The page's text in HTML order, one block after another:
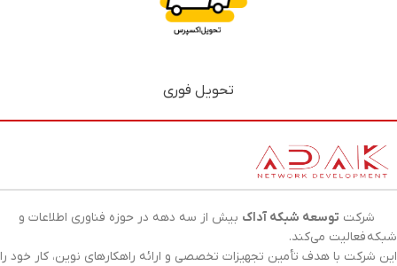
تحویل فوری
شرکت توسعه شبکه آداک بیش از سه دهه در حوزه فناوری اطلاعات و
شبکهفعالیت می‌کند.
این شرکت با هدف تأمین تجهیزات تخصصی و ارائه راهکارهای نوین، کار خود را